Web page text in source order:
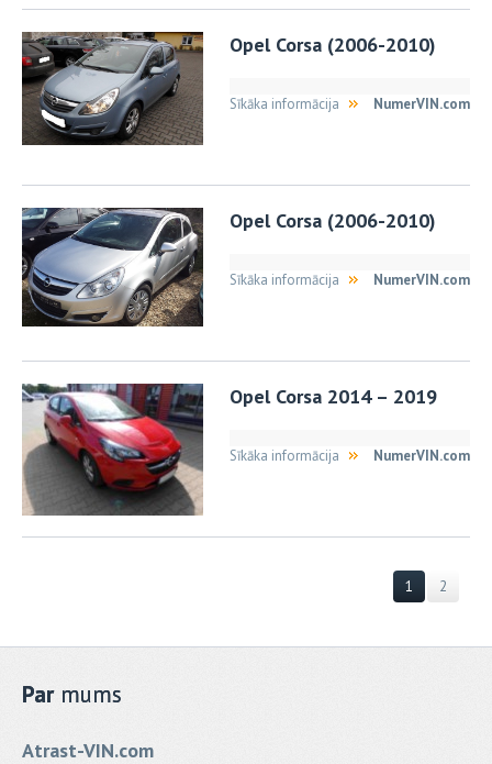
Opel Corsa (2006-2010)
NumerVIN.com
Sīkāka informācija
Opel Corsa (2006-2010)
NumerVIN.com
Sīkāka informācija
Opel Corsa 2014 – 2019
NumerVIN.com
Sīkāka informācija
1 2
Parmums
Atrast-VIN.com